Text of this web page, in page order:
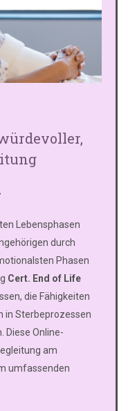
Lebensphasen
durch
Phasen
Cert. End of Life
die Fähigkeiten
in Sterbeprozessen
Diese Online-
am
umfassenden